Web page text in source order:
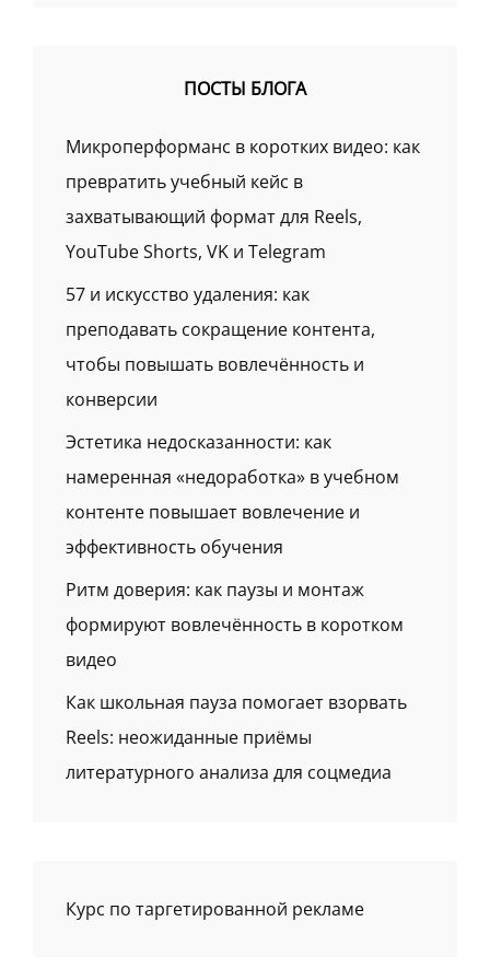
ПОСТЫ БЛОГА
Микроперформанс в коротких видео: как
превратить учебный кейс в
захватывающий формат для Reels,
YouTube Shorts, VK и Telegram
57 и искусство удаления: как
преподавать сокращение контента,
чтобы повышать вовлечённость и
конверсии
Эстетика недосказанности: как
намеренная «недоработка» в учебном
контенте повышает вовлечение и
эффективность обучения
Ритм доверия: как паузы и монтаж
формируют вовлечённость в коротком
видео
Как школьная пауза помогает взорвать
Reels: неожиданные приёмы
литературного анализа для соцмедиа
Курс по таргетированной рекламе